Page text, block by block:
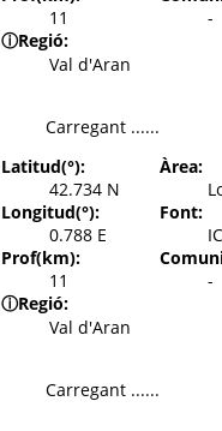
11
ⓘRegió:
Val d'Aran
-
Carregant ......
Latitud(°):
42.734 N
Longitud(°):
0.788 E
Prof(km):
11
ⓘRegió:
Val d'Aran
Àrea:
Font:
-
Carregant ......